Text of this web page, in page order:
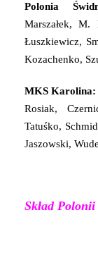
Polonia
Marszałek, M.
Łuszkiewicz,
Kozachenko,
MKS Karolina:
Rosiak,
Tatuśko,
Jaszowski,
Skład